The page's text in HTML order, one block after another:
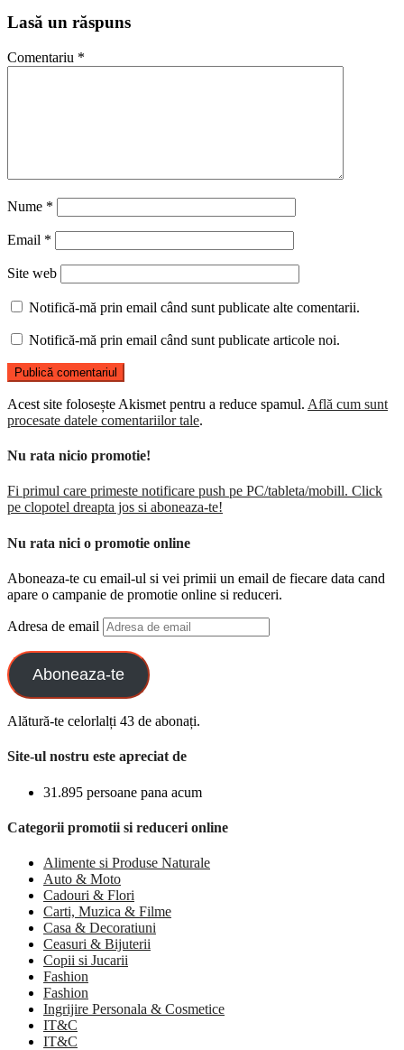
Lasă un răspuns
Comentariu *
Nume *
Email *
Site web
Notifică-mă prin email când sunt publicate alte comentarii.
Notifică-mă prin email când sunt publicate articole noi.
Acest site folosește Akismet pentru a reduce spamul. Află cum sunt
procesate datele comentariilor tale.
Nu rata nicio promotie!
Fi primul care primeste notificare push pe PC/tableta/mobill. Click
pe clopotel dreapta jos si aboneaza-te!
Nu rata nici o promotie online
Aboneaza-te cu email-ul si vei primii un email de fiecare data cand
apare o campanie de promotie online si reduceri.
Adresa de email
Aboneaza-te
Alătură-te celorlalți 43 de abonați.
Site-ul nostru este apreciat de
31.895 persoane pana acum
Categorii promotii si reduceri online
Alimente si Produse Naturale
Auto & Moto
Cadouri & Flori
Carti, Muzica & Filme
Casa & Decoratiuni
Ceasuri & Bijuterii
Copii si Jucarii
Fashion
Fashion
Ingrijire Personala & Cosmetice
IT&C
IT&C